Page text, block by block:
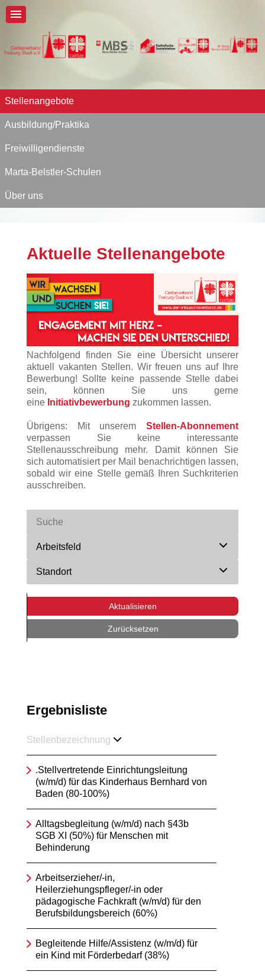
Stellenangebote
Ausbildung/Praktika
Freiwilligendienste
Marta-Belstler-Schulen
Über uns
Aktuelle Stellenangebote
Nachfolgend finden Sie eine Übersicht unserer
aktuell vakanten Stellen. Wir freuen uns auf Ihre
Bewerbung! Sollte keine passende Stelle dabei
sein, können Sie uns gerne
eine Initiativbewerbung zukommen lassen.
Übrigens: Mit unserem Stellen-Abonnement
verpassen Sie keine interessante
Stellenausschreibung mehr. Damit können Sie
sich automatisiert per Mail benachrichtigen lassen,
sobald wir eine Stelle gemäß Ihren Suchkriterien
ausschreiben.
Arbeitsfeld
Standort
Aktualisieren
Zurücksetzen
Ergebnisliste
Stellenbezeichnung
.Stellvertretende Einrichtungsleitung
(w/m/d) für das Kinderhaus Bernhard von
Baden (80-100%)
Alltagsbegleitung (w/m/d) nach §43b
SGB XI (50%) für Menschen mit
Behinderung
Arbeitserzieher/-in,
Heilerziehungspfleger/-in oder
pädagogische Fachkraft (w/m/d) für den
Berufsbildungsbereich (60%)
Begleitende Hilfe/Assistenz (w/m/d) für
ein Kind mit Förderbedarf (38%)